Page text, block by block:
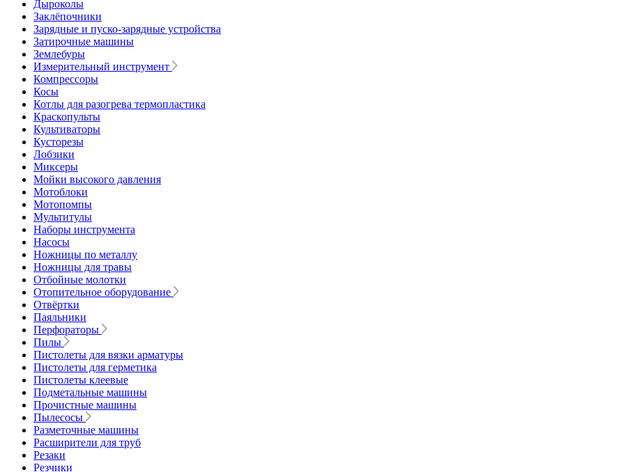
Дыроколы
Заклёпочники
Зарядные и пуско-зарядные устройства
Затирочные машины
Землебуры
Измерительный инструмент
Компрессоры
Косы
Котлы для разогрева термопластика
Краскопульты
Культиваторы
Кусторезы
Лобзики
Миксеры
Мойки высокого давления
Мотоблоки
Мотопомпы
Мультитулы
Наборы инструмента
Насосы
Ножницы по металлу
Ножницы для травы
Отбойные молотки
Отопительное оборудование
Отвёртки
Паяльники
Перфораторы
Пилы
Пистолеты для вязки арматуры
Пистолеты для герметика
Пистолеты клеевые
Подметальные машины
Прочистные машины
Пылесосы
Разметочные машины
Расширители для труб
Резаки
Резчики